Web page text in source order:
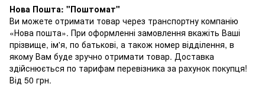
Нова Пошта: "Поштомат"
Ви можете отримати товар через транспортну компанію
«Нова пошта». При оформленні замовлення вкажіть Ваші
прізвище, ім'я, по батькові, а також номер відділення, в
якому Вам буде зручно отримати товар. Доставка
здійснюється по тарифам перевізника за рахунок покупця!
Від 50 грн.